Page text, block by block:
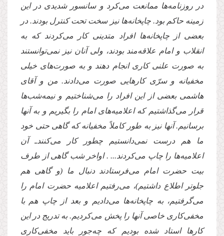
در روزنامه‌ها ممانعت مى‌كرد و سانسور شدیدى در این
زمینه حاكم بود. چاپخانه‌ها نیز سخت تحت كنترل بودند. در
بعضى از چاپخانه‌ها افراد متدینى كار مى‌كردند كه به
انقلاب و امام علاقه‌مند بودند، ولى آنان نیز نمى‌توانستند
به صورت علنى كارى انجام دهند و به صورت‌هاى خیلى
مخفیانه و سرّى كارهایى صورت مى‌دادند. من و آقاى
هاشمى بعضى از این افراد را مى‌شناختیم و نیمه‌شب‌ها
قرار مى‌گذاشتیم كه اعلامیه‌هاى امام را بگیریم و به آنها
برسانیم. آنها نیز به طور كاملاً مخفیانهكه گاهى حتى خود
ما هم درست نمى‌دانستیم چطور كار مى‌كنندـ آن
اعلامیه‌ها را چاپ مى‌كردند... . اواخر شب گاهى از طرف
بیت حضرت امام مى‌فرستادند دنبال ما (و گاهى هم
جلوتر اطلاع داشتیم)، مى‌رفتیم اعلامیه حضرت امام را
مى‌گرفتیم، به چاپخانه‌ها مى‌دادیم و بعد از چاپ هم با
مخفى‌كارى خاصى آنها را پخش مى‌كردیم. به تدریج در این
كارها استاد شده بودیم كه چه‌جور باید مخفى‌كارى